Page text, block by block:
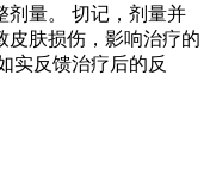
剂量。 切记，剂量并
皮肤损伤，影响治疗的
实反馈治疗后的反